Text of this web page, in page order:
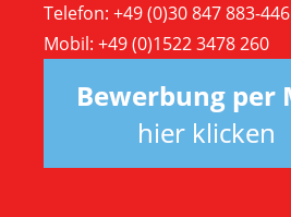
Telefon: +49 (0)30 847 883-446
Mobil: +49 (0)1522 3478 260